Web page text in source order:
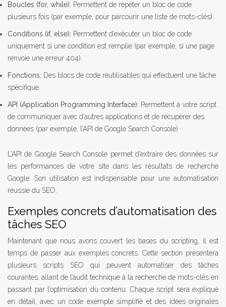
Boucles (for, while): Permettent de répéter un bloc de code
plusieurs fois (par exemple, pour parcourir une liste de mots-clés).
Conditions (if, else): Permettent d’exécuter un bloc de code
uniquement si une condition est remplie (par exemple, si une page
renvoie une erreur 404).
Fonctions: Des blocs de code réutilisables qui effectuent une tâche
spécifique.
API (Application Programming Interface): Permettent à votre script
de communiquer avec d’autres applications et de récupérer des
données (par exemple, l’API de Google Search Console).
L’API de Google Search Console permet d’extraire des données sur
les performances de votre site dans les résultats de recherche
Google. Son utilisation est indispensable pour une automatisation
réussie du SEO.
Exemples concrets d’automatisation des
tâches SEO
Maintenant que nous avons couvert les bases du scripting, il est
temps de passer aux exemples concrets. Cette section présentera
plusieurs scripts SEO qui peuvent automatiser des tâches
courantes, allant de l’audit technique à la recherche de mots-clés en
passant par l’optimisation du contenu. Chaque script sera expliqué
en détail, avec un code exemple simplifié et des idées originales